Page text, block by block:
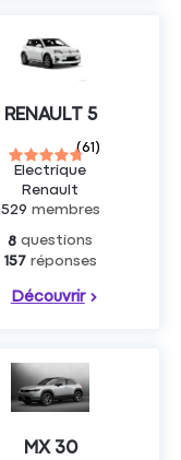
RENAULT 5
(61 )
Electrique
Renault
529 membres
8 questions
157 réponses
Découvrir
MX 30